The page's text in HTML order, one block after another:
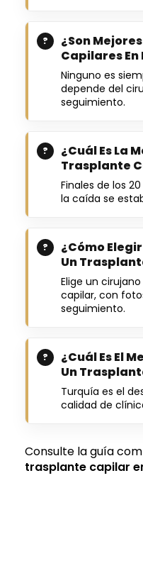
¿Son
Capilares En
Ninguno es
depende del
seguimiento.
¿Cuál Es La
Trasplante
Finales de los
la caída se
¿Cómo
Un
Elige un
capilar, con
seguimiento.
¿Cuál Es El
Un
Turquía es el
calidad de
Consulte la guía
trasplante capilar